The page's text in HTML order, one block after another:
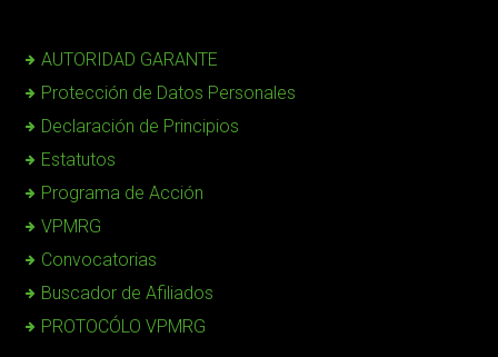
AUTORIDAD GARANTE
Protección de Datos Personales
Declaración de Principios
Estatutos
Programa de Acción
VPMRG
Convocatorias
Buscador de Afiliados
PROTOCÓLO VPMRG